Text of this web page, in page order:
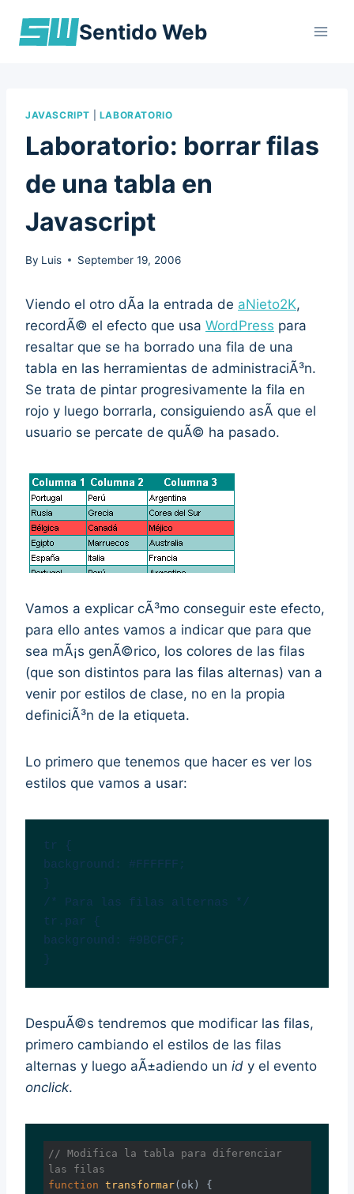
Sentido Web
JAVASCRIPT LABORATORIO
Laboratorio: borrar filas
de una tabla en
Javascript
By Luis September 19, 2006
Viendo el otro dÃ­a la entrada de aNieto2K,
recordÃ© el efecto que usa WordPress para
resaltar que se ha borrado una fila de una
tabla en las herramientas de administraciÃ³n.
Se trata de pintar progresivamente la fila en
rojo y luego borrarla, consiguiendo asÃ­ que el
usuario se percate de quÃ© ha pasado.
Vamos a explicar cÃ³mo conseguir este efecto,
para ello antes vamos a indicar que para que
sea mÃ¡s genÃ©rico, los colores de las filas
(que son distintos para las filas alternas) van a
venir por estilos de clase, no en la propia
definiciÃ³n de la etiqueta.
Lo primero que tenemos que hacer es ver los
estilos que vamos a usar:
tr {
background: #FFFFFF;
}
/* Para las filas alternas */
tr.par {
background: #9BCFCF;
}
DespuÃ©s tendremos que modificar las filas,
primero cambiando el estilos de las filas
alternas y luego aÃ±adiendo un id y el evento
onclick.
// Modifica la tabla para diferenciar
las filas
function transformar( ok)